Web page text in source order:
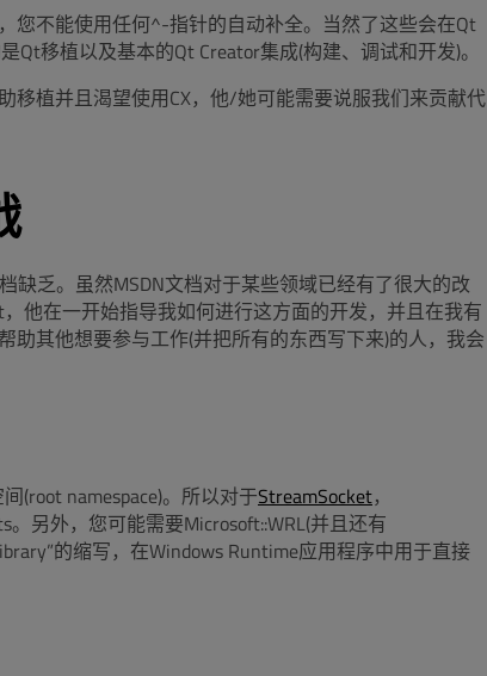
您不能使用任何^-指针的自动补全。当然了这些会在Qt
移植以及基本的Qt Creator集成(构建、调试和开发)。
植并且渴望使用CX，他/她可能需要说服我们来贡献代
缺乏。虽然MSDN文档对于某些领域已经有了很大的改
他在一开始指导我如何进行这方面的开发，并且在我有
其他想要参与工作(并把所有的东西写下来)的人，我会
(root namespace)。所以对于StreamSocket，
。另外，您可能需要Microsoft::WRL(并且还有
的缩写，在Windows Runtime应用程序中用于直接